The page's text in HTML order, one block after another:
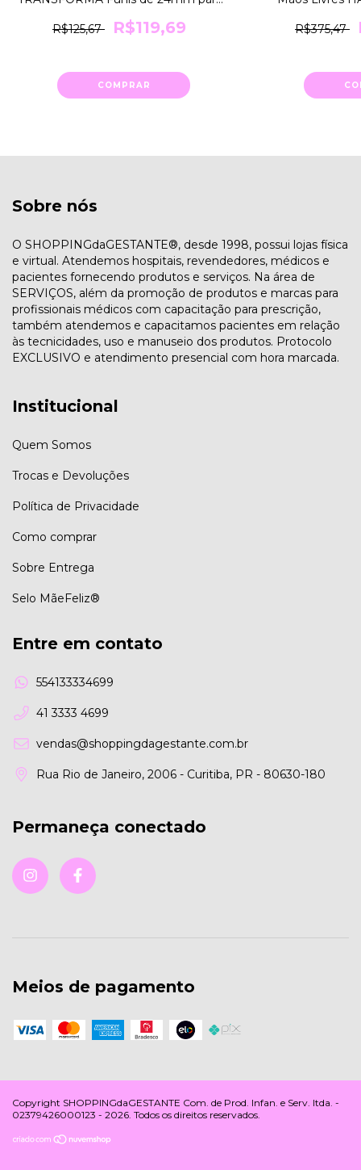
R$125,67
R$119,69
COMPRAR
R$375,47
Sobre nós
O SHOPPINGdaGESTANTE®, desde 1998, possui lojas física
e virtual. Atendemos hospitais, revendedores, médicos e
pacientes fornecendo produtos e serviços. Na área de
SERVIÇOS, além da promoção de produtos e marcas para
profissionais médicos com capacitação para prescrição,
também atendemos e capacitamos pacientes em relação
às tecnicidades, uso e manuseio dos produtos. Protocolo
EXCLUSIVO e atendimento presencial com hora marcada.
Institucional
Quem Somos
Trocas e Devoluções
Política de Privacidade
Como comprar
Sobre Entrega
Selo MãeFeliz®
Entre em contato
554133334699
41 3333 4699
vendas@shoppingdagestante.com.br
Rua Rio de Janeiro, 2006 - Curitiba, PR - 80630-180
Permaneça conectado
Meios de pagamento
Copyright SHOPPINGdaGESTANTE Com. de Prod. Infan. e Serv. ltda. -
02379426000123 - 2026. Todos os direitos reservados.